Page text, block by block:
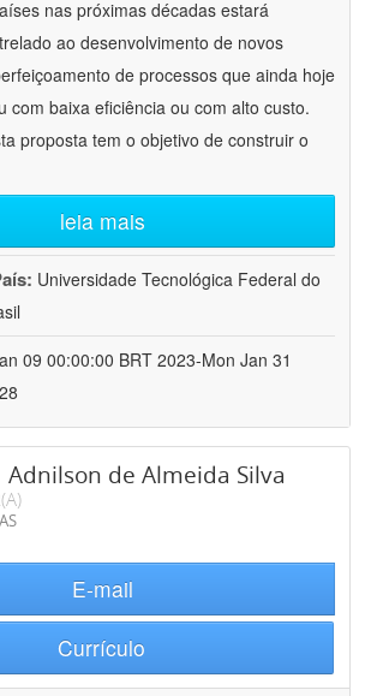
nas próximas décadas estará
ao desenvolvimento de novos
de processos que ainda hoje
com baixa eficiência ou com alto custo.
proposta tem o objetivo de construir o
leia mais
Universidade Tecnológica Federal do
09 00:00:00 BRT 2023-Mon Jan 31
Adnilson de Almeida Silva
E-mail
Currículo